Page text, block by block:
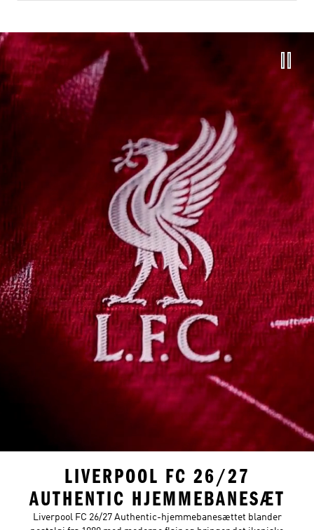
LIVERPOOL FC 26/27
AUTHENTIC HJEMMEBANESÆT
Liverpool FC 26/27 Authentic-hjemmebanesættet blander